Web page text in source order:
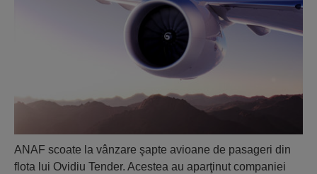
ANAF scoate la vânzare şapte avioane de pasageri din
flota lui Ovidiu Tender. Acestea au aparţinut companiei